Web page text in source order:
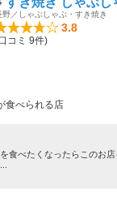
野／しゃぶしゃぶ・すき焼き
3.8
コミ 9件)
食べられる店
食べたくなったらこのお